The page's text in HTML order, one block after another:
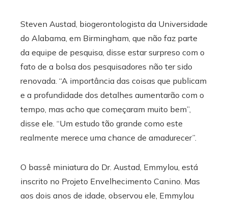
Steven Austad, biogerontologista da Universidade
do Alabama, em Birmingham, que não faz parte
da equipe de pesquisa, disse estar surpreso com o
fato de a bolsa dos pesquisadores não ter sido
renovada. “A importância das coisas que publicam
e a profundidade dos detalhes aumentarão com o
tempo, mas acho que começaram muito bem”,
disse ele. “Um estudo tão grande como este
realmente merece uma chance de amadurecer”.
O bassê miniatura do Dr. Austad, Emmylou, está
inscrito no Projeto Envelhecimento Canino. Mas
aos dois anos de idade, observou ele, Emmylou